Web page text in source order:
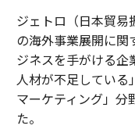
ジェトロ（日本貿
の海外事業展開に関
ジネスを手がける企
人材が不足している
マーケティング」分
た。